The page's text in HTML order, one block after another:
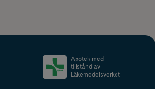
Apotek med
tillstånd av
Läkemedelsverket